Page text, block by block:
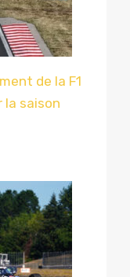
de la F1
la saison